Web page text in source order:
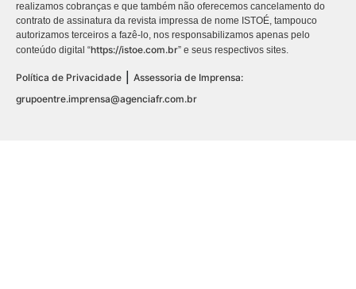
realizamos cobranças e que também não oferecemos cancelamento do
contrato de assinatura da revista impressa de nome ISTOÉ, tampouco
autorizamos terceiros a fazê-lo, nos responsabilizamos apenas pelo
conteúdo digital “https://istoe.com.br” e seus respectivos sites.
Política de Privacidade
Assessoria de Imprensa:
grupoentre.imprensa@agenciafr.com.br